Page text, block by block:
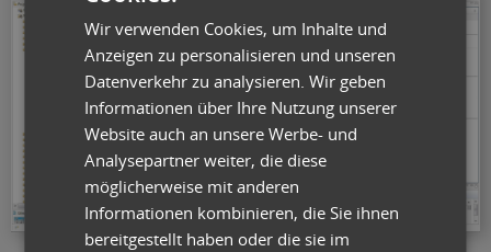
Wir verwenden Cookies, um Inhalte und
Anzeigen zu personalisieren und unseren
Datenverkehr zu analysieren. Wir geben
Informationen über Ihre Nutzung unserer
Website auch an unsere Werbe- und
Analysepartner weiter, die diese
möglicherweise mit anderen
Informationen kombinieren, die Sie ihnen
bereitgestellt haben oder die sie im